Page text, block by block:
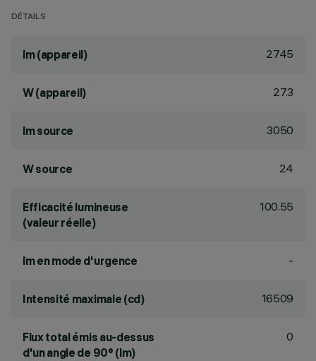
DÉTAILS
lm (appareil) 2745
W (appareil) 27.3
lm source 3050
W source 24
Efficacité lumineuse
(valeur réelle)
100.55
lm en mode d'urgence -
Intensité maximale (cd) 16509
Flux total émis au-dessus
d'un angle de 90° (lm)
0